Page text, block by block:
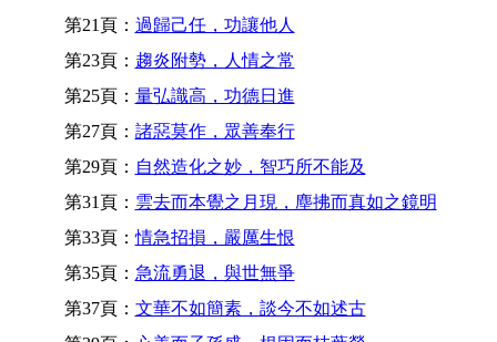
第21頁： 過歸己任，功讓他人
第23頁： 趨炎附勢，人情之常
第25頁： 量弘識高，功德日進
第27頁： 諸惡莫作，眾善奉行
第29頁： 自然造化之妙，智巧所不能及
第31頁： 雲去而本覺之月現，塵拂而真如之鏡明
第33頁：情急招損，嚴厲生恨
第35頁： 急流勇退，與世無爭
第37頁： 文華不如簡素，談今不如述古